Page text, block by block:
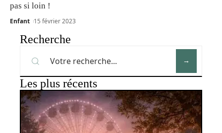
pas si loin !
Enfant 15 février 2023
Recherche
Les plus récents